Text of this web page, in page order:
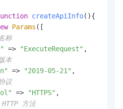
createApiInfo( ){
Params ([
称
=> "ExecuteRequest" ,
本
=> "2019-05-21" ,
议
=> "HTTPS" ,
方法